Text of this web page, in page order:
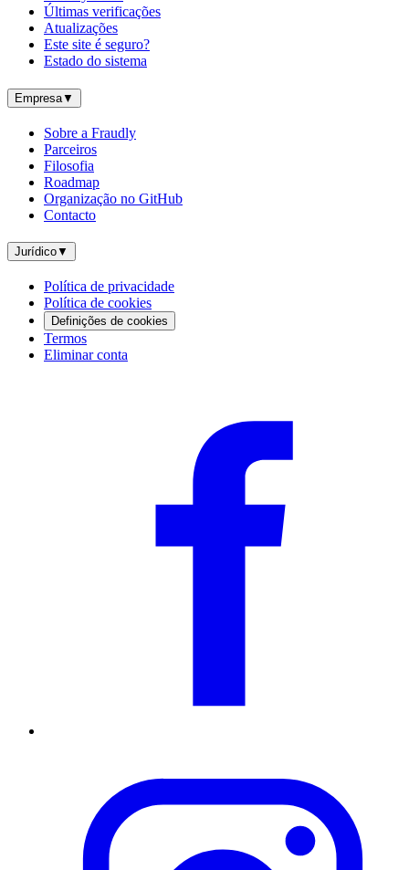
Últimas verificações
Atualizações
Este site é seguro?
Estado do sistema
Empresa▼
Sobre a Fraudly
Parceiros
Filosofia
Roadmap
Organização no GitHub
Contacto
Jurídico▼
Política de privacidade
Política de cookies
Definições de cookies
Termos
Eliminar conta